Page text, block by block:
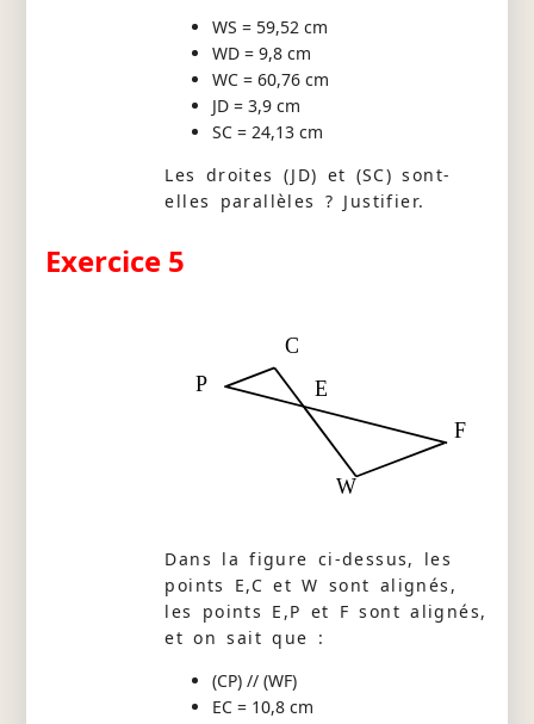
WS = 59,52 cm
WD = 9,8 cm
WC = 60,76 cm
JD = 3,9 cm
SC = 24,13 cm
Les droites (JD) et (SC) sont-
elles parallèles ? Justifier.
Exercice 5
F
E
W
C
P
Dans la figure ci-dessus, les
points E,C et W sont alignés,
les points E,P et F sont alignés,
et on sait que :
(CP) // (WF)
EC = 10,8 cm